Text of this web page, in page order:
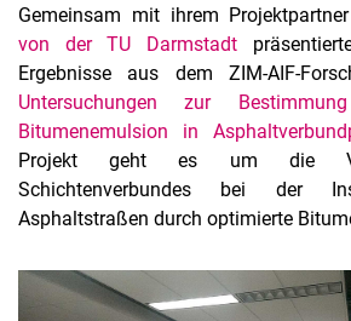
Gemeinsam mit ihrem Projektpartner
von der TU Darmstadt
Ergebnisse aus dem ZIM-AIF-
Untersuchungen zur
Bitumenemulsion in
Projekt geht es um die
Schichtenverbundes bei der
Asphaltstraßen durch optimierte